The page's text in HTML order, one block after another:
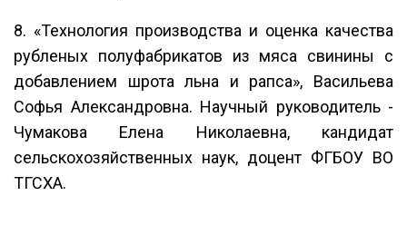
8. «Технология производства и оценка качества
рубленых полуфабрикатов из мяса свинины с
добавлением шрота льна и рапса», Васильева
Софья Александровна. Научный руководитель -
Чумакова Елена Николаевна, кандидат
сельскохозяйственных наук, доцент ФГБОУ ВО
ТГСХА.